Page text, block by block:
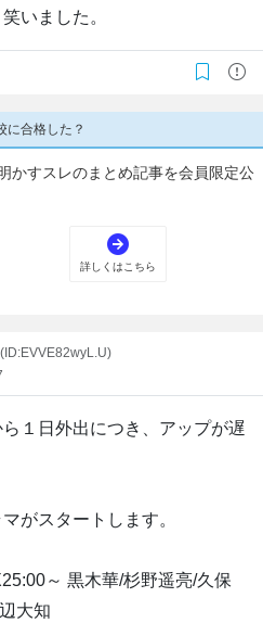
いました。
(ID:EVVE82wyL.U)
１日外出につき、アップが遅
がスタートします。
～ 黒木華/杉野遥亮/久保
大知